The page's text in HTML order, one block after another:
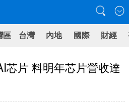
區 台灣 內地 國際 財經
芯片 料明年芯片營收達